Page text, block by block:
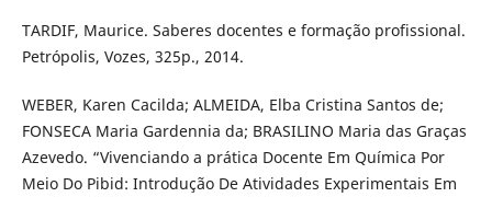
TARDIF, Maurice. Saberes docentes e formação profissional.
Petrópolis, Vozes, 325p., 2014.
WEBER, Karen Cacilda; ALMEIDA, Elba Cristina Santos de;
FONSECA Maria Gardennia da; BRASILINO Maria das Graças
Azevedo. “Vivenciando a prática Docente Em Química Por
Meio Do Pibid: Introdução De Atividades Experimentais Em